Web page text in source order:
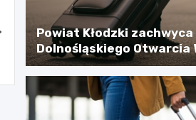
Powiat Kłodzki
Dolnośląskiego Otwarcia